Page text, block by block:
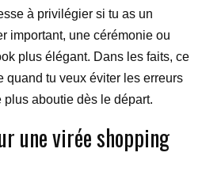
à privilégier si tu as un
important, une cérémonie ou
plus élégant. Dans les faits, ce
quand tu veux éviter les erreurs
aboutie dès le départ.
une virée shopping